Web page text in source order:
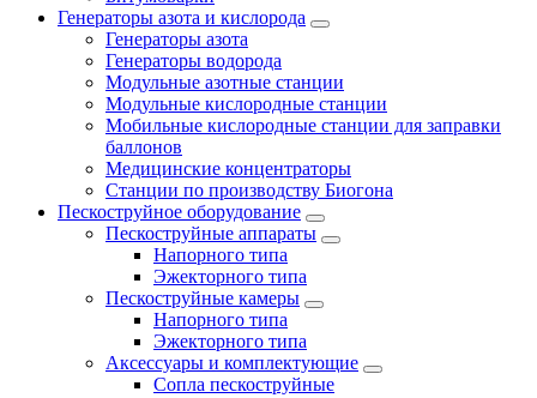
Генераторы азота и кислорода
Генераторы азота
Генераторы водорода
Модульные азотные станции
Модульные кислородные станции
Мобильные кислородные станции для заправки
баллонов
Медицинские концентраторы
Станции по производству Биогона
Пескоструйное оборудование
Пескоструйные аппараты
Напорного типа
Эжекторного типа
Пескоструйные камеры
Напорного типа
Эжекторного типа
Аксессуары и комплектующие
Сопла пескоструйные